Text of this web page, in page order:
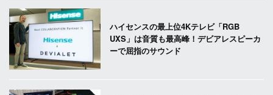
ハイセンスの最上位4Kテレビ「RGB
UXS」は音質も最高峰！デビアレスピーカ
ーで屈指のサウンド